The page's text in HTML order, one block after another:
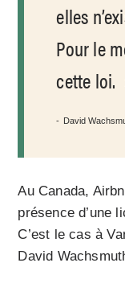
elles
Pour le
cette loi.
David
Au Canada,
présence d’une
C’est le cas à
David